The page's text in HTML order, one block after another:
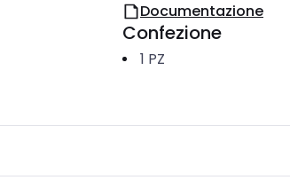
Documentazione
Confezione
1 PZ